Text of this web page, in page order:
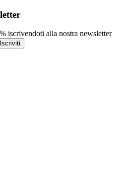
iscrivendoti alla nostra newsletter
Iscriviti